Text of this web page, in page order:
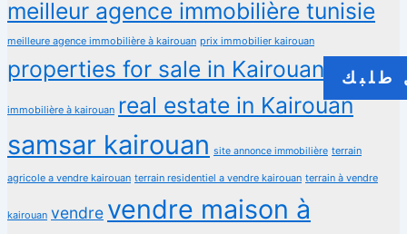
طلبك
meilleur agence immobilière tunisie
meilleure agence immobilière à kairouan prix immobilier kairouan
properties for sale in Kairouan propriété
immobilière à kairouan real estate in Kairouan
samsar kairouan site annonce immobilière terrain
agricole a vendre kairouan terrain residentiel a vendre kairouan terrain à vendre
kairouan vendre vendre maison à